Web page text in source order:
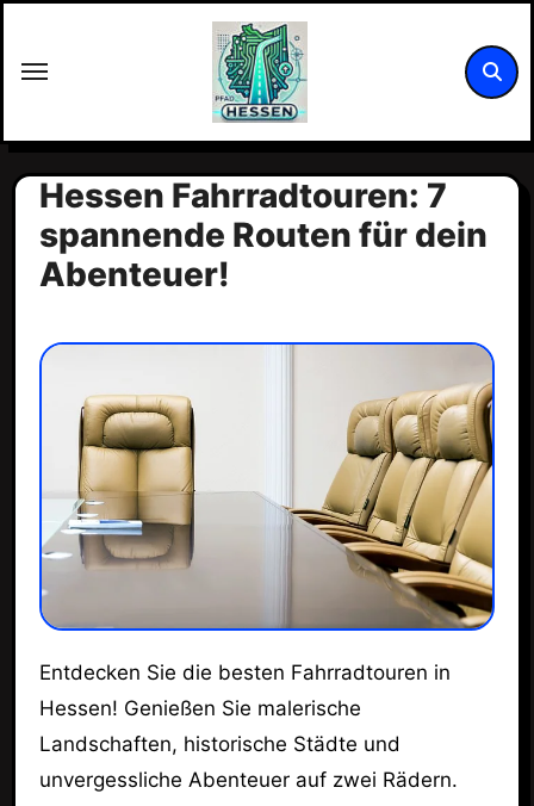
springen
Hessen Fahrradtouren: 7
spannende Routen für dein
Abenteuer!
Entdecken Sie die besten Fahrradtouren in
Hessen! Genießen Sie malerische
Landschaften, historische Städte und
unvergessliche Abenteuer auf zwei Rädern.